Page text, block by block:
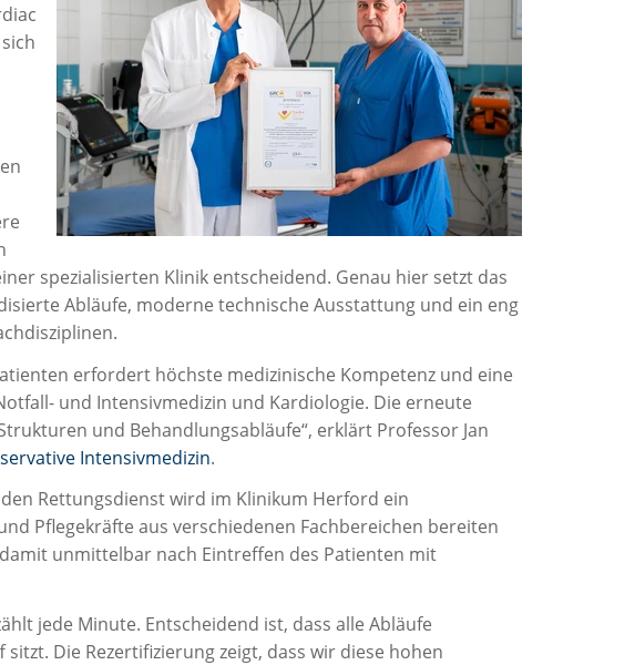
spezialisierten Klinik entscheidend. Genau hier setzt das
Abläufe, moderne technische Ausstattung und ein eng
erfordert höchste medizinische Kompetenz und eine
und Intensivmedizin und Kardiologie. Die erneute
und Behandlungsabläufe“, erklärt Professor Jan
Intensivmedizin.
Rettungsdienst wird im Klinikum Herford ein
Pflegekräfte aus verschiedenen Fachbereichen bereiten
unmittelbar nach Eintreffen des Patienten mit
jede Minute. Entscheidend ist, dass alle Abläufe
Die Rezertifizierung zeigt, dass wir diese hohen